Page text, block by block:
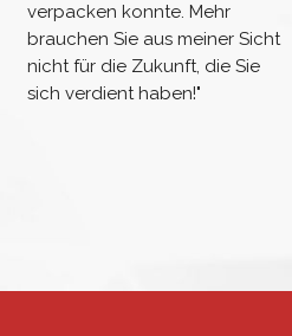
verpacken konnte. Mehr
brauchen Sie aus meiner Sicht
nicht für die Zukunft, die Sie
sich verdient haben!"